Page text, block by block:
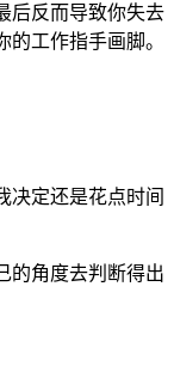
后反而导致你失去
工作指手画脚。
决定还是花点时间
的角度去判断得出